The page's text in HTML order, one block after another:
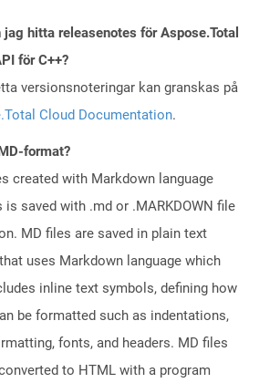
jag hitta releasenotes för Aspose.Total
för C++?
versionsnoteringar kan granskas på
Cloud Documentation.
format?
created with Markdown language
is saved with .md or .MARKDOWN file
MD files are saved in plain text
uses Markdown language which
inline text symbols, defining how
be formatted such as indentations,
fonts, and headers. MD files
to HTML with a program